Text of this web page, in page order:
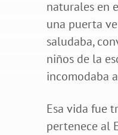
naturales en
una puerta
saludaba,
niños de la
incomodaba
Esa vida fue
pertenece al